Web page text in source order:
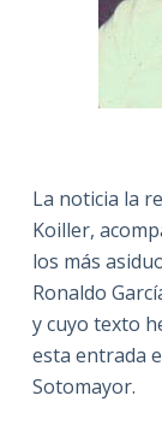
La noticia la
Koiller,
los más
Ronaldo
y cuyo texto
esta entrada
Sotomayor.